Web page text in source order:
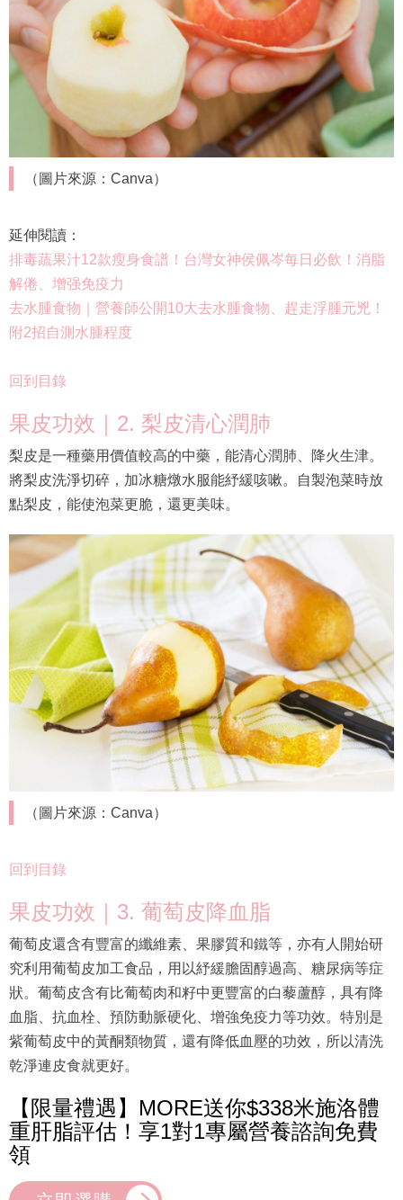
（圖片來源：Canva）
延伸閱讀：
排毒蔬果汁12款瘦身食譜！台灣女神侯佩岑每日必飲！消脂
解倦、增强免疫力
去水腫食物｜營養師公開10大去水腫食物、趕走浮腫元兇！
附2招自測水腫程度
回到目錄
果皮功效｜2. 梨皮清心潤肺
梨皮是一種藥用價值較高的中藥，能清心潤肺、降火生津。
將梨皮洗淨切碎，加冰糖燉水服能紓緩咳嗽。自製泡菜時放
點梨皮，能使泡菜更脆，還更美味。
（圖片來源：Canva）
回到目錄
果皮功效｜3. 葡萄皮降血脂
葡萄皮還含有豐富的纖維素、果膠質和鐵等，亦有人開始研
究利用葡萄皮加工食品，用以紓緩膽固醇過高、糖尿病等症
狀。葡萄皮含有比葡萄肉和籽中更豐富的白藜蘆醇，具有降
血脂、抗血栓、預防動脈硬化、增強免疫力等功效。特別是
紫葡萄皮中的黃酮類物質，還有降低血壓的功效，所以清洗
乾淨連皮食就更好。
【限量禮遇】MORE送你$338米施洛體
重肝脂評估！享1對1專屬營養諮詢免費
領